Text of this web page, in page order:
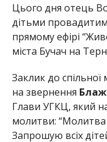
Цього дня отець
дітьми
прямому ефірі
міста Бучач на
Заклик до
на звернення
Глави УГКЦ, який
молитви:
Запрошую всіх